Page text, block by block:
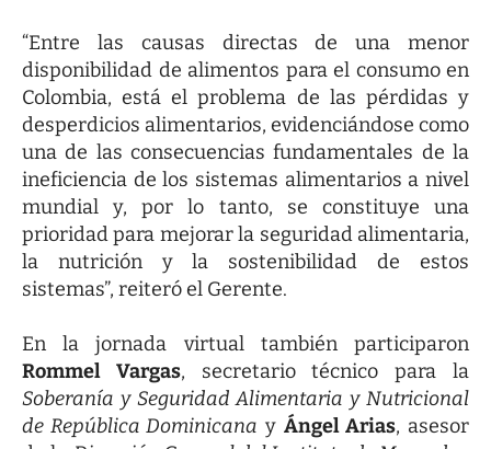
“Entre las causas directas de una menor
disponibilidad de alimentos para el consumo en
Colombia, está el problema de las pérdidas y
desperdicios alimentarios, evidenciándose como
una de las consecuencias fundamentales de la
ineficiencia de los sistemas alimentarios a nivel
mundial y, por lo tanto, se constituye una
prioridad para mejorar la seguridad alimentaria,
la nutrición y la sostenibilidad de estos
sistemas”, reiteró el Gerente.
En la jornada virtual también participaron
Rommel Vargas, secretario técnico para la
Soberanía y Seguridad Alimentaria y Nutricional
de República Dominicana y Ángel Arias, asesor